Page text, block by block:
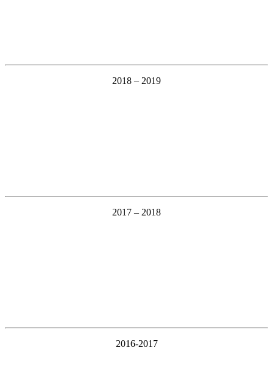
2018 – 2019
2017 – 2018
2016-2017